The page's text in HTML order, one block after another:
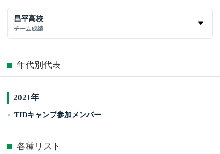
昌平高校
チーム成績
年代別代表
2021年
TIDキャンプ参加メンバー
各種リスト